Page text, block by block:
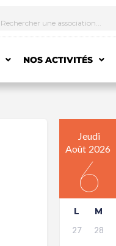
NOS ACTIVITÉS
Jeudi
Août 2026
6
L M
27 28